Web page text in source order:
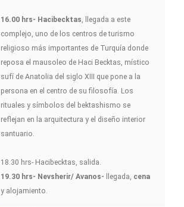
16.00 hrs- Hacibecktas, llegada a este
complejo, uno de los centros de turismo
religioso más importantes de Turquía donde
reposa el mausoleo de Haci Becktas, místico
sufí de Anatolia del siglo XIII que pone a la
persona en el centro de su filosofía. Los
rituales y símbolos del bektashismo se
reflejan en la arquitectura y el diseño interior
santuario.
18.30 hrs- Hacibecktas, salida.
19.30 hrs- Nevsherir/ Avanos- llegada, cena
y alojamiento.